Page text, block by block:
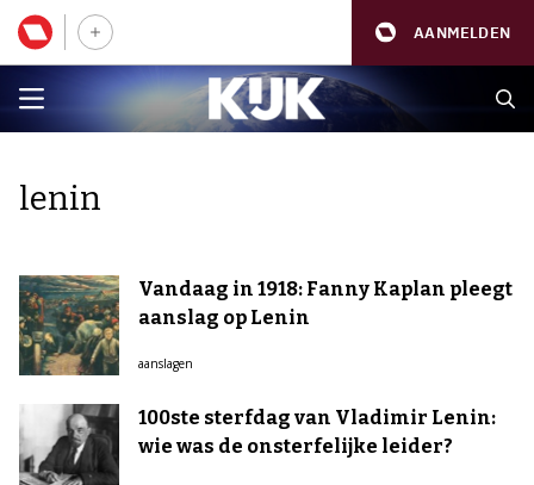
AANMELDEN
lenin
Vandaag in 1918: Fanny Kaplan pleegt
aanslag op Lenin
aanslagen
100ste sterfdag van Vladimir Lenin:
wie was de onsterfelijke leider?